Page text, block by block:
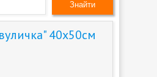
Знайти
40х50см